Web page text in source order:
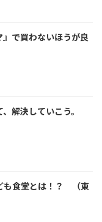
』で買わないほうが良
解決していこう。
も食堂とは！？ （東